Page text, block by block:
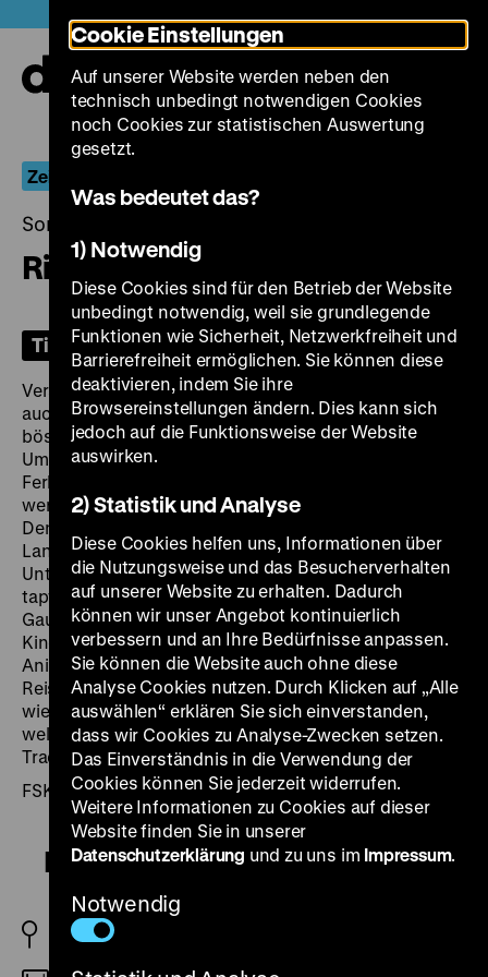
zum
Seiteninhalt
springen
Zeitreisen für Kinder
Sonntag, 27. Oktober 2024, 15.00 Uhr
Ritter Trenk
Tickets
Versuchen muss man es zumindest. Das sagt sich
auch der Bauernjunge Trenk, nachdem sein Vater vom
bösen Ritter Wertolt in den Kerker geworfen wurde.
Um ihn zu befreien, zieht Trenk mit seinem Begleiter
Ferkelchen hinaus in die Welt. Er will selbst Ritter
werden und den gefürchteten Drachen besiegen.
Denn wer den Drachen besiegt, dem erfüllt der
Landesfürst jeden Wunsch. Zum Glück findet Trenk
Unterstützung durch neue Freunde, an erster Stelle die
tapfere Ritterstochter Thekla, den Ritter Hans und den
Gaukler Momme. Entstanden nach dem gleichnamigen
Kinderbuch von Kirsten Boie, nimmt uns der
AnimationsfilmRitter Trenkmit auf eine spannende
Reise ins Mittelalter. Nebenbei führt er uns vor Augen,
wie die damalige Gesellschaft aufgebaut war und
welche Rolle die Leibeigenschaft sowie höfische
Traditionen und Tugenden spielten. (ps)
FSK-Freigabe: ohne Altersbeschränkung
Ritter Trenk
D/AT 2015
Cookie Einstellungen
Auf unserer Website werden neben den
technisch unbedingt notwendigen Cookies
noch Cookies zur statistischen Auswertung
gesetzt.
Was bedeutet das?
1) Notwendig
Diese Cookies sind für den Betrieb der Website
unbedingt notwendig, weil sie grundlegende
Funktionen wie Sicherheit, Netzwerkfreiheit und
Barrierefreiheit ermöglichen. Sie können diese
deaktivieren, indem Sie ihre
Browsereinstellungen ändern. Dies kann sich
jedoch auf die Funktionsweise der Website
auswirken.
2) Statistik und Analyse
Diese Cookies helfen uns, Informationen über
die Nutzungsweise und das Besucherverhalten
auf unserer Website zu erhalten. Dadurch
können wir unser Angebot kontinuierlich
verbessern und an Ihre Bedürfnisse anpassen.
Sie können die Website auch ohne diese
Analyse Cookies nutzen. Durch Klicken auf „Alle
auswählen“ erklären Sie sich einverstanden,
dass wir Cookies zu Analyse-Zwecken setzen.
Das Einverständnis in die Verwendung der
Cookies können Sie jederzeit widerrufen.
Weitere Informationen zu Cookies auf dieser
Website finden Sie in unserer
Datenschutzerklärung und zu uns im Impressum.
Notwendig